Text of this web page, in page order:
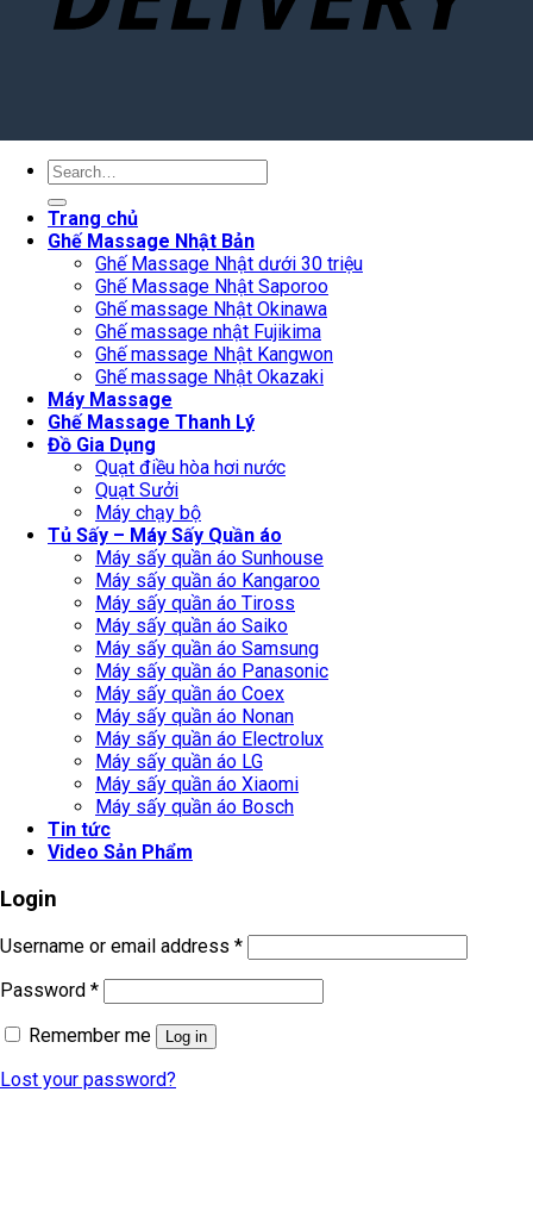
Search
Trang chủ
Ghế Massage Nhật Bản
Ghế Massage Nhật dưới 30 triệu
Ghế Massage Nhật Saporoo
Ghế massage Nhật Okinawa
Ghế massage nhật Fujikima
Ghế massage Nhật Kangwon
Ghế massage Nhật Okazaki
Máy Massage
Ghế Massage Thanh Lý
Đồ Gia Dụng
Quạt điều hòa hơi nước
Quạt Sưởi
Máy chạy bộ
Tủ Sấy – Máy Sấy Quần áo
Máy sấy quần áo Sunhouse
Máy sấy quần áo Kangaroo
Máy sấy quần áo Tiross
Máy sấy quần áo Saiko
Máy sấy quần áo Samsung
Máy sấy quần áo Panasonic
Máy sấy quần áo Coex
Máy sấy quần áo Nonan
Máy sấy quần áo Electrolux
Máy sấy quần áo LG
Máy sấy quần áo Xiaomi
Máy sấy quần áo Bosch
Tin tức
Video Sản Phẩm
Login
Username or email address *
Password *
Remember me
Log in
Lost your password?